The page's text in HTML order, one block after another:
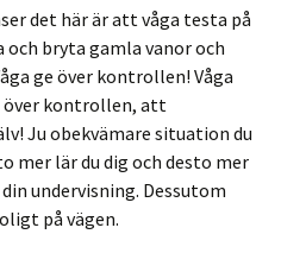
det här är att våga testa på
bryta gamla vanor och
ge över kontrollen! Våga
kontrollen, att
Ju obekvämare situation du
mer lär du dig och desto mer
undervisning. Dessutom
på vägen.